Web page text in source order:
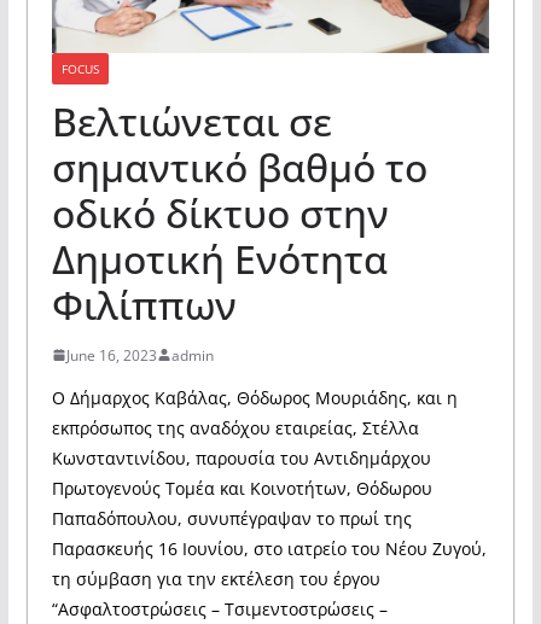
FOCUS
Βελτιώνεται σε
σημαντικό βαθμό το
οδικό δίκτυο στην
Δημοτική Ενότητα
Φιλίππων
June 16, 2023 admin
Ο Δήμαρχος Καβάλας, Θόδωρος Μουριάδης, και η
εκπρόσωπος της αναδόχου εταιρείας, Στέλλα
Κωνσταντινίδου, παρουσία του Αντιδημάρχου
Πρωτογενούς Τομέα και Κοινοτήτων, Θόδωρου
Παπαδόπουλου, συνυπέγραψαν το πρωί της
Παρασκευής 16 Ιουνίου, στο ιατρείο του Νέου Ζυγού,
τη σύμβαση για την εκτέλεση του έργου
“Ασφαλτοστρώσεις – Τσιμεντοστρώσεις –